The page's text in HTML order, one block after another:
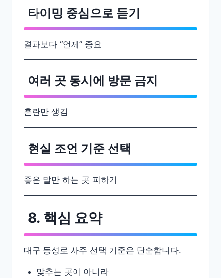
타이밍 중심으로 듣기
결과보다 “언제” 중요
여러 곳 동시에 방문 금지
혼란만 생김
현실 조언 기준 선택
좋은 말만 하는 곳 피하기
8. 핵심 요약
대구 동성로 사주 선택 기준은 단순합니다.
맞추는 곳이 아니라